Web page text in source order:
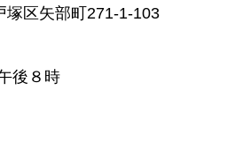
塚区矢部町271-1-103
後８時